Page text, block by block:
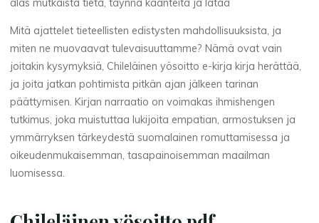
t
t
o
:
Mitä ajattelet tieteellisten edistysten mahdollisuuksista, ja
miten ne muovaavat tulevaisuuttamme? Nämä ovat vain
joitakin kysymyksiä, Chileläinen yösoitto e-kirja kirja herättää,
ja joita jatkan pohtimista pitkän ajan jälkeen tarinan
päättymisen. Kirjan narraatio on voimakas ihmishengen
tutkimus, joka muistuttaa lukijoita empatian, armostuksen ja
ymmärryksen tärkeydestä suomalainen romuttamisessa ja
oikeudenmukaisemman, tasapainoisemman maailman
luomisessa.